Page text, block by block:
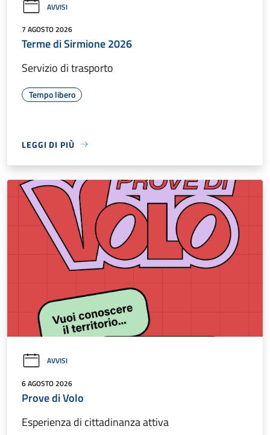
AVVISI
7 AGOSTO 2026
Terme di Sirmione 2026
Servizio di trasporto
Tempo libero
LEGGI DI PIÙ
AVVISI
6 AGOSTO 2026
Prove di Volo
Esperienza di cittadinanza attiva